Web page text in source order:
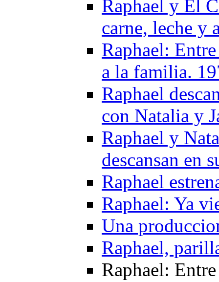
Raphael y El
carne, leche y
Raphael:
a la familia.
Raphael
con Natalia y
Raphael y
descansan en
Raphael
Raphael: Ya
Una
Raphael,
Raphael: